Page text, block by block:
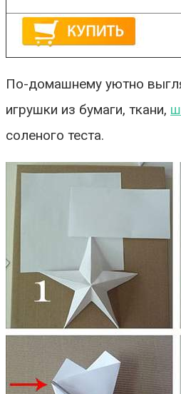
По-домашнему уютно
игрушки из бумаги, ткани,
соленого теста.